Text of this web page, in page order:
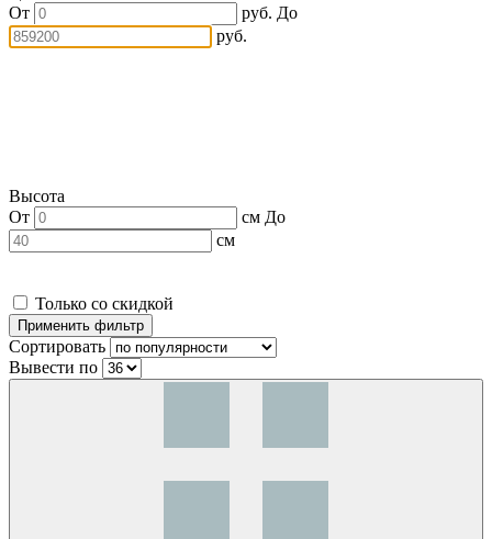
От
руб. До
руб.
Высота
От
см До
см
Только со скидкой
Сортировать
Вывести по